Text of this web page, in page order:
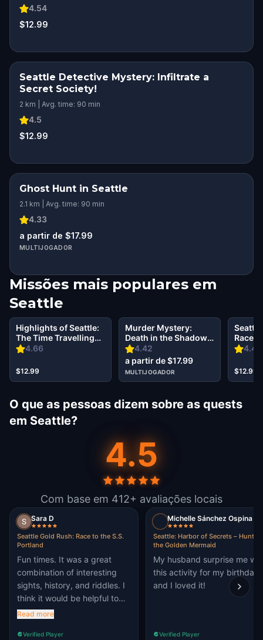
4.54
$12.99
Seattle Detective Mystery: Infiltrate a
Secret Society!
2 km | Avg. time: 90 min
4.5
$12.99
Ghost Hunt in Seattle
2.1 km | Avg. time: 90 min
4.33
a partir de $17.99
MULTIJOGADOR
Missões mais populares em
Seattle
4.66
Highlights of Seattle:
The Time Travelling
Agent
$12.99
4.42
Murder Mystery:
Death in the Shadows
in Seattle
a partir de $17.99
MULTIJOGADOR
4.45
Race
$12.99
O que as pessoas dizem sobre as quests
em Seattle?
4.5
Com base em 412+ avaliações locais
Sara D
Seattle Gold Rush: Race to the S.S.
Portland
Fun times. It was a great
combination of interesting
sights, history, and riddles. I
think it would be helpful to
have a better idea of what
would be. But being able to
Read more
Verified Player
Michelle Sánchez Ospina
Seattle: Harbor of Secrets – Hunt
the Golden Mermaid
My husband surprise me
this activity for my birthday
and I loved it!
Verified Player